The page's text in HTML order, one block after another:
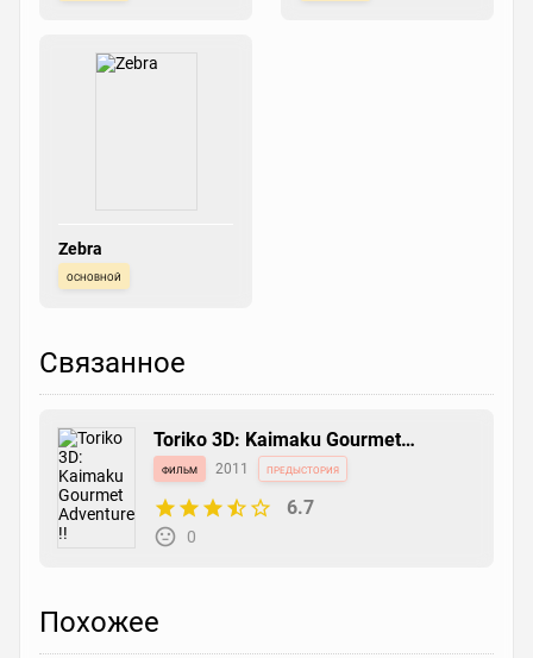
Zebra
основной
Связанное
Toriko 3D: Kaimaku Gourmet
Adventure!!
фильм 2011 предыстория
6.7
0
Похожее